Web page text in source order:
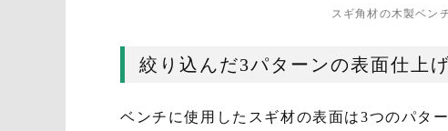
スギ角材の木製ベン
絞り込んだ3パターンの表面仕上
ベンチに使用したスギ材の表面は3つのパタ